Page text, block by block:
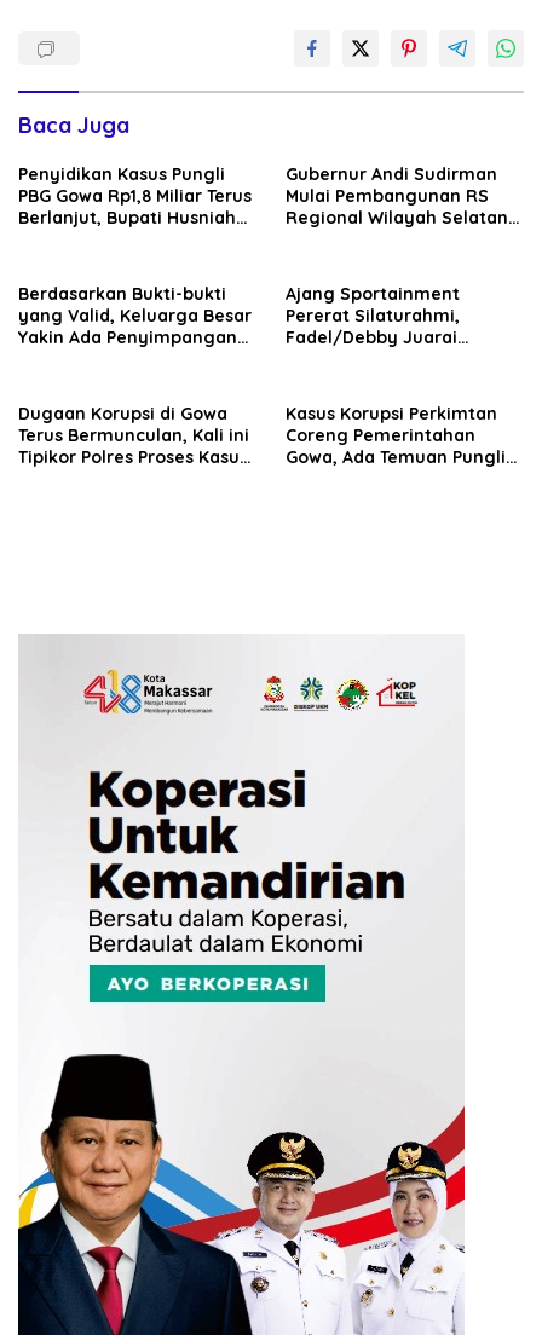
Baca Juga
Penyidikan Kasus Pungli
PBG Gowa Rp1,8 Miliar Terus
Berlanjut, Bupati Husniah
Gubernur Andi Sudirman
Mulai Pembangunan RS
Regional Wilayah Selatan
Berdasarkan Bukti-bukti
yang Valid, Keluarga Besar
Yakin Ada Penyimpangan
Ajang Sportainment
Pererat Silaturahmi,
Fadel/Debby Juarai
Dugaan Korupsi di Gowa
Terus Bermunculan, Kali ini
Tipikor Polres Proses Kasus
Kasus Korupsi Perkimtan
Coreng Pemerintahan
Gowa, Ada Temuan Pungli